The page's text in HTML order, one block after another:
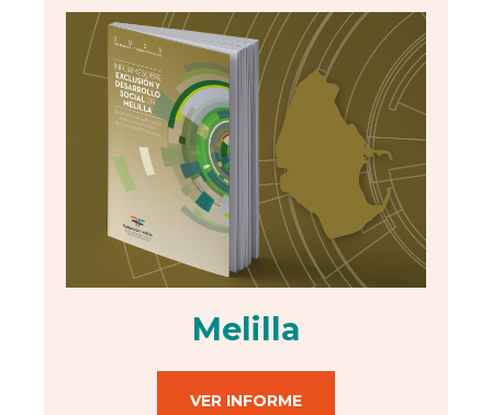
Melilla
VER INFORME